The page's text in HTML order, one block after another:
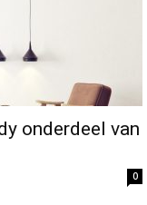
onderdeel van
0